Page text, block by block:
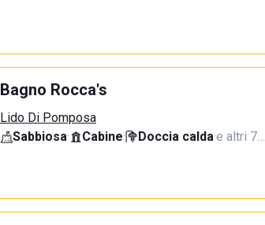
Bagno Rocca's
Lido Di Pomposa
Sabbiosa· Cabine· Doccia calda·e altri 7…